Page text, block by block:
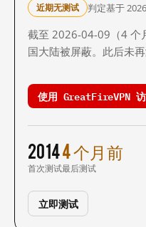
近期无测试 判定基于
截至 2026-04-09（4 个
国大陆被屏蔽。此后未
使用 GreatFireVPN
2014
首次测试
4 个月前
最后测试
立即测试